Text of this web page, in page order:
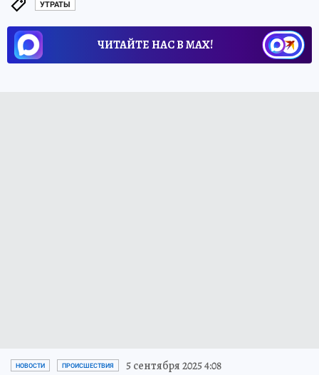
УТРАТЫ
ЧИТАЙТЕ НАС В МАХ!
НОВОСТИ ПРОИСШЕСТВИЯ 5 сентября 2025 4:08